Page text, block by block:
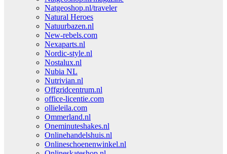
Natgeoshop.nl/traveler
Natural Heroes
Natuurbazen.nl
New-rebels.com
Nexaparts.nl
Nordic-style.nl
Nostalux.nl
Nubia NL
Nutrivian.nl
Offgridcentrum.nl
office-licentie.com
ollieleila.com
Ommerland.nl
Oneminuteshakes.nl
Onlinehandelshuis.nl
Onlineschoenenwinkel.nl